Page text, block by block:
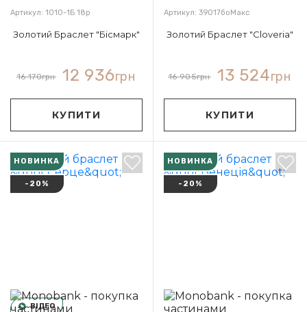
Артикул: 1010-1Б 18р
Золотий Браслет "Бісмарк"
16 170грн 12 936грн
КУПИТИ
Артикул: 39017боМакс
Золотий Браслет "Cloveria"
16 905грн 13 524грн
КУПИТИ
НОВИНКА
-20%
ВІДЕО
НОВИНКА
-20%